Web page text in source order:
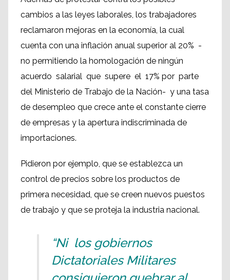
cambios a las leyes laborales, los trabajadores
reclamaron mejoras en la economía, la cual
cuenta con una inflación anual superior al 20% -
no permitiendo la homologación de ningún
acuerdo salarial que supere el 17% por parte
del Ministerio de Trabajo de la Nación- y una tasa
de desempleo que crece ante el constante cierre
de empresas y la apertura indiscriminada de
importaciones.
Pidieron por ejemplo, que se establezca un
control de precios sobre los productos de
primera necesidad, que se creen nuevos puestos
de trabajo y que se proteja la industria nacional.
“Ni los gobiernos
Dictatoriales Militares